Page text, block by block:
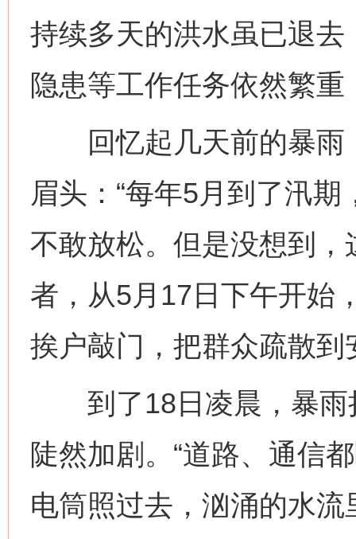
持续多天的洪水虽已退
隐患等工作任务依然繁
回忆起几天前的暴雨
眉头：“每年5月到了汛
不敢放松。但是没想到，
者，从5月17日下午开始
挨户敲门，把群众疏散到
到了18日凌晨，暴雨
陡然加剧。“道路、通信
电筒照过去，汹涌的水